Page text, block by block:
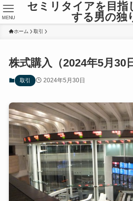
セミリタイアを目指
する男の独
MENU
ホーム 取引
株式購入（2024年5月30
取引 2024年5月30日